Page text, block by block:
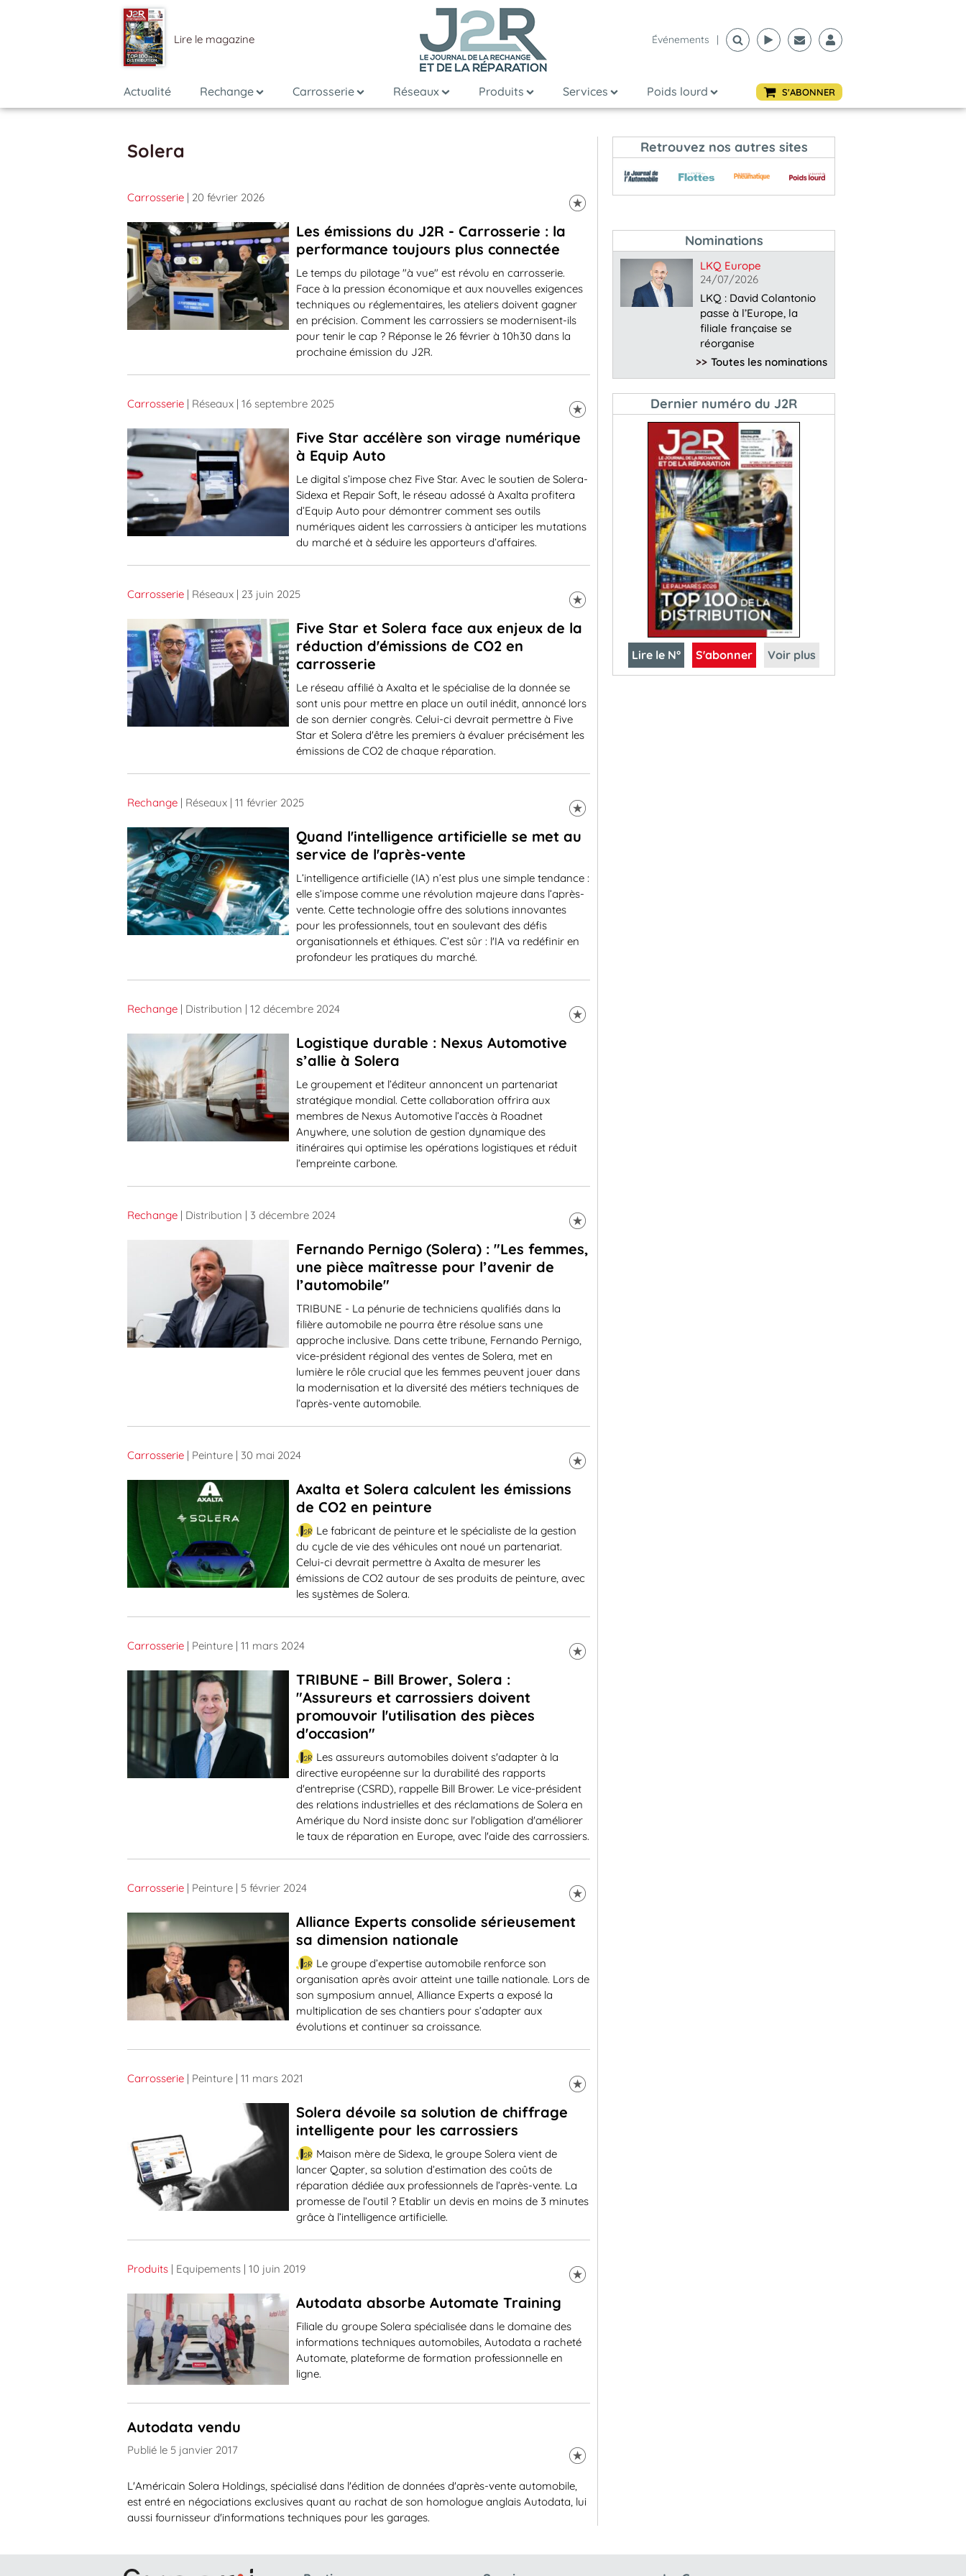
Lire le magazine Événements |
Actualité Rechange Carrosserie Réseaux Produits Services Poids lourd S'ABONNER
Solera
Carrosserie | 20 février 2026
Les émissions du J2R - Carrosserie : la
performance toujours plus connectée
Le temps du pilotage "à vue" est révolu en carrosserie.
Face à la pression économique et aux nouvelles exigences
techniques ou réglementaires, les ateliers doivent gagner
en précision. Comment les carrossiers se modernisent-ils
pour tenir le cap ? Réponse le 26 février à 10h30 dans la
prochaine émission du J2R.
Carrosserie | Réseaux | 16 septembre 2025
Five Star accélère son virage numérique
à Equip Auto
Le digital s’impose chez Five Star. Avec le soutien de Solera-
Sidexa et Repair Soft, le réseau adossé à Axalta profitera
d’Equip Auto pour démontrer comment ses outils
numériques aident les carrossiers à anticiper les mutations
du marché et à séduire les apporteurs d’affaires.
Carrosserie | Réseaux | 23 juin 2025
Five Star et Solera face aux enjeux de la
réduction d'émissions de CO2 en
carrosserie
Le réseau affilié à Axalta et le spécialise de la donnée se
sont unis pour mettre en place un outil inédit, annoncé lors
de son dernier congrès. Celui-ci devrait permettre à Five
Star et Solera d'être les premiers à évaluer précisément les
émissions de CO2 de chaque réparation.
Rechange | Réseaux | 11 février 2025
Quand l'intelligence artificielle se met au
service de l'après-vente
L’intelligence artificielle (IA) n’est plus une simple tendance :
elle s’impose comme une révolution majeure dans l’après-
vente. Cette technologie offre des solutions innovantes
pour les professionnels, tout en soulevant des défis
organisationnels et éthiques. C’est sûr : l'IA va redéfinir en
profondeur les pratiques du marché.
Rechange | Distribution | 12 décembre 2024
Logistique durable : Nexus Automotive
s’allie à Solera
Le groupement et l’éditeur annoncent un partenariat
stratégique mondial. Cette collaboration offrira aux
membres de Nexus Automotive l’accès à Roadnet
Anywhere, une solution de gestion dynamique des
itinéraires qui optimise les opérations logistiques et réduit
l’empreinte carbone.
Rechange | Distribution | 3 décembre 2024
Fernando Pernigo (Solera) : "Les femmes,
une pièce maîtresse pour l’avenir de
l’automobile"
TRIBUNE - La pénurie de techniciens qualifiés dans la
filière automobile ne pourra être résolue sans une
approche inclusive. Dans cette tribune, Fernando Pernigo,
vice-président régional des ventes de Solera, met en
lumière le rôle crucial que les femmes peuvent jouer dans
la modernisation et la diversité des métiers techniques de
l’après-vente automobile.
Carrosserie | Peinture | 30 mai 2024
Axalta et Solera calculent les émissions
de CO2 en peinture
Le fabricant de peinture et le spécialiste de la gestion
du cycle de vie des véhicules ont noué un partenariat.
Celui-ci devrait permettre à Axalta de mesurer les
émissions de CO2 autour de ses produits de peinture, avec
les systèmes de Solera.
Carrosserie | Peinture | 11 mars 2024
TRIBUNE – Bill Brower, Solera :
"Assureurs et carrossiers doivent
promouvoir l'utilisation des pièces
d'occasion"
Les assureurs automobiles doivent s'adapter à la
directive européenne sur la durabilité des rapports
d'entreprise (CSRD), rappelle Bill Brower. Le vice-président
des relations industrielles et des réclamations de Solera en
Amérique du Nord insiste donc sur l'obligation d'améliorer
le taux de réparation en Europe, avec l'aide des carrossiers.
Carrosserie | Peinture | 5 février 2024
Alliance Experts consolide sérieusement
sa dimension nationale
Le groupe d’expertise automobile renforce son
organisation après avoir atteint une taille nationale. Lors de
son symposium annuel, Alliance Experts a exposé la
multiplication de ses chantiers pour s’adapter aux
évolutions et continuer sa croissance.
Carrosserie | Peinture | 11 mars 2021
Solera dévoile sa solution de chiffrage
intelligente pour les carrossiers
Maison mère de Sidexa, le groupe Solera vient de
lancer Qapter, sa solution d’estimation des coûts de
réparation dédiée aux professionnels de l’après-vente. La
promesse de l’outil ? Etablir un devis en moins de 3 minutes
grâce à l’intelligence artificielle.
Produits | Equipements | 10 juin 2019
Autodata absorbe Automate Training
Filiale du groupe Solera spécialisée dans le domaine des
informations techniques automobiles, Autodata a racheté
Automate, plateforme de formation professionnelle en
ligne.
Autodata vendu
Publié le 5 janvier 2017
L'Américain Solera Holdings, spécialisé dans l'édition de données d'après-vente automobile,
est entré en négociations exclusives quant au rachat de son homologue anglais Autodata, lui
aussi fournisseur d'informations techniques pour les garages.
Retrouvez nos autres sites
Nominations
LKQ Europe
24/07/2026
LKQ : David Colantonio
passe à l’Europe, la
filiale française se
réorganise
>> Toutes les nominations
Dernier numéro du J2R
Lire le N° S'abonner Voir plus